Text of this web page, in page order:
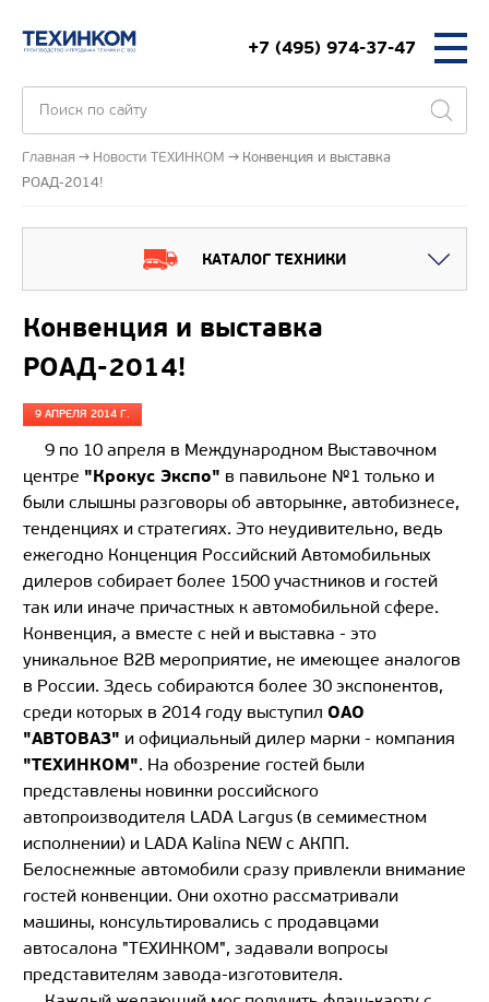
+7 (495) 974-37-47
Главная Новости ТЕХИНКОМ
Конвенция и выставка
РОАД-2014!
КАТАЛОГ ТЕХНИКИ
Конвенция и выставка
РОАД-2014!
9 АПРЕЛЯ 2014 Г.
9 по 10 апреля в Международном Выставочном
центре "Крокус Экспо" в павильоне №1 только и
были слышны разговоры об авторынке, автобизнесе,
тенденциях и стратегиях. Это неудивительно, ведь
ежегодно Конценция Российский Автомобильных
дилеров собирает более 1500 участников и гостей
так или иначе причастных к автомобильной сфере.
Конвенция, а вместе с ней и выставка - это
уникальное B2B мероприятие, не имеющее аналогов
в России. Здесь собираются более 30 экспонентов,
среди которых в 2014 году выступил ОАО
"АВТОВАЗ" и официальный дилер марки - компания
"ТЕХИНКОМ". На обозрение гостей были
представлены новинки российского
автопроизводителя LADA Largus (в семиместном
исполнении) и LADA Kalina NEW c АКПП.
Белоснежные автомобили сразу привлекли внимание
гостей конвенции. Они охотно рассматривали
машины, консультировались с продавцами
автосалона "ТЕХИНКОМ", задавали вопросы
представителям завода-изготовителя.